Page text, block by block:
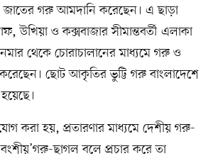
জাতের গরু আমদানি করেছেন। এ ছাড়া
উখিয়া ও কক্সবাজার সীমান্তবর্তী এলাকা
থেকে চোরাচালানের মাধ্যমে গরু ও
ছোট আকৃতির ভুট্টি গরু বাংলাদেশে
করা হয়, প্রতারণার মাধ্যমে দেশীয় গরু-
ছাগল বলে প্রচার করে তা